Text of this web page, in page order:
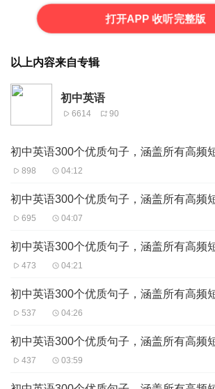
打开APP 收听完整版
以上内容来自专辑
初中英语
6614 90
898 04:12
695 04:07
473 04:21
537 04:26
437 03:59